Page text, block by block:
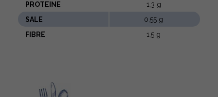
PROTEINE
1,3 g
SALE
0,55 g
FIBRE
1,5 g